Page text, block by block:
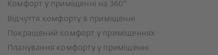
Комфорт у приміщенні на 360°
Відчуття комфорту в приміщенні
Покращений комфорт у приміщеннях
Планування комфорту у приміщенні